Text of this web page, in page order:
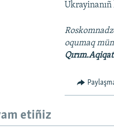
Ukrayinanıñ
oqumaq
etiñiz